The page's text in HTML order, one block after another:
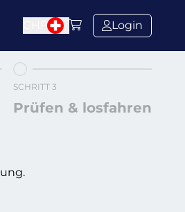
Login
SCHRITT 3
Prüfen & losfahren